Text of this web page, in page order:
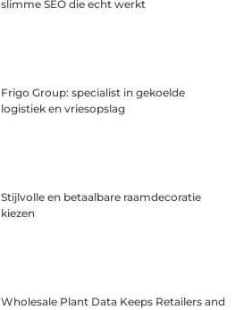
slimme SEO die echt werkt
Frigo Group: specialist in gekoelde
logistiek en vriesopslag
Stijlvolle en betaalbare raamdecoratie
kiezen
Wholesale Plant Data Keeps Retailers and